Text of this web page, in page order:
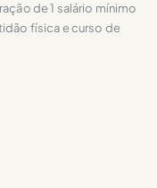
de 1 salário mínimo
física e curso de